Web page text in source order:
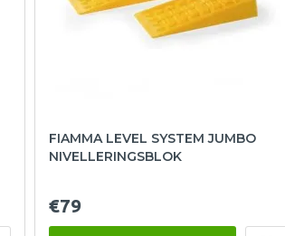
FIAMMA LEVEL SYSTEM JUMBO
NIVELLERINGSBLOK
€79